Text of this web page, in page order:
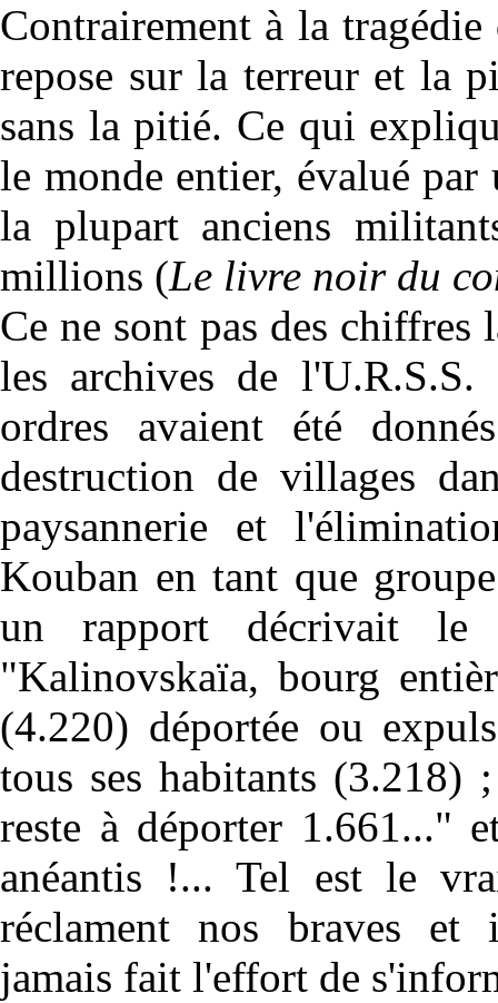
Contrairement à la
repose sur la terreur et la
sans la pitié. Ce qui
le monde entier, évalué
la plupart anciens
millions (Le livre noir du
Ce ne sont pas des chiffres
les archives de
ordres avaient été
destruction de villages
paysannerie et
Kouban en tant que
un rapport décrivait le
"Kalinovskaïa, bourg
(4.220) déportée ou
tous ses habitants (3.218)
reste à déporter 1.661..."
anéantis !... Tel est le
réclament nos braves et
jamais fait l'effort de